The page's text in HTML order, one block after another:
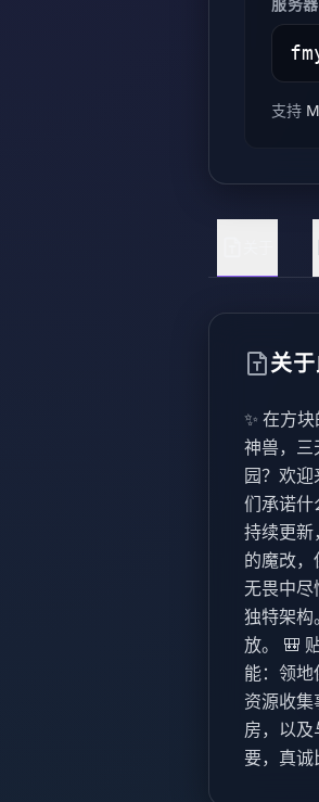
支持
关
✨ 在方
神兽，三
园？欢
们承诺
持续更新
的魔改
无畏中尽
独特架构
放。 🎒
能：领
资源收
房，以
要，真诚